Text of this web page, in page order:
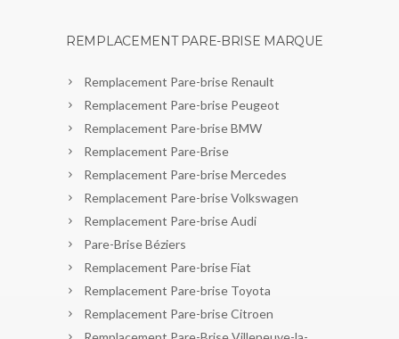
REMPLACEMENT PARE-BRISE MARQUE
Remplacement Pare-brise Renault
Remplacement Pare-brise Peugeot
Remplacement Pare-brise BMW
Remplacement Pare-Brise
Remplacement Pare-brise Mercedes
Remplacement Pare-brise Volkswagen
Remplacement Pare-brise Audi
Pare-Brise Béziers
Remplacement Pare-brise Fiat
Remplacement Pare-brise Toyota
Remplacement Pare-brise Citroen